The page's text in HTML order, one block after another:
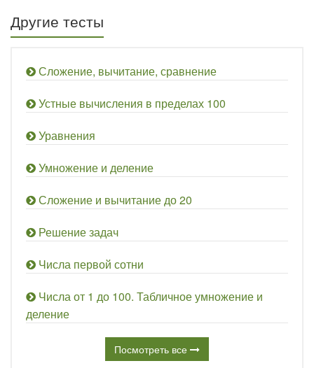
Другие тесты
Сложение, вычитание, сравнение
Устные вычисления в пределах 100
Уравнения
Умножение и деление
Сложение и вычитание до 20
Решение задач
Числа первой сотни
Числа от 1 до 100. Табличное умножение и
деление
Посмотреть все